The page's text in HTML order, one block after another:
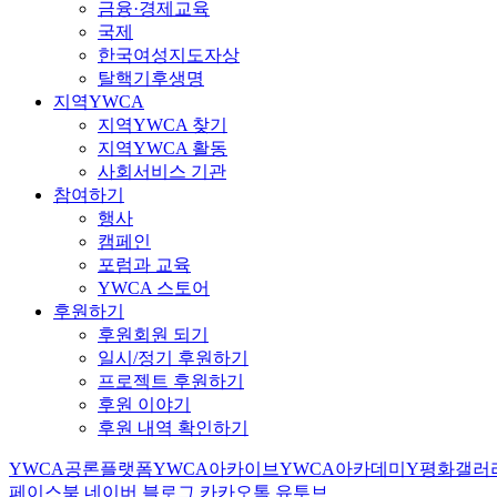
금융·경제교육
국제
한국여성지도자상
탈핵기후생명
지역YWCA
지역YWCA 찾기
지역YWCA 활동
사회서비스 기관
참여하기
행사
캠페인
포럼과 교육
YWCA 스토어
후원하기
후원회원 되기
일시/정기 후원하기
프로젝트 후원하기
후원 이야기
후원 내역 확인하기
YWCA공론플랫폼YWCA아카이브YWCA아카데미 Y평화갤러
페이스북 네이버 블로그 카카오톡 유투브